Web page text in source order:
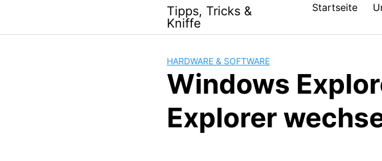
content
Tipps, Tricks &
Kniffe
Startseite
HARDWARE & SOFTWARE
Windows
Explorer